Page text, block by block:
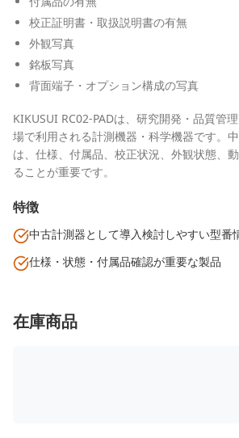
校正証明書・取扱説明書の有無
外観写真
銘板写真
背面端子・オプション構成の写真
KIKUSUI RC02-PADは、研究開発・品質管
場で利用される計測機器・科学機器です。
は、仕様、付属品、校正状況、外観状態、
ることが重要です。
特徴
中古計測器として導入検討しやすい型番
仕様・状態・付属品確認が重要な製品
在庫商品